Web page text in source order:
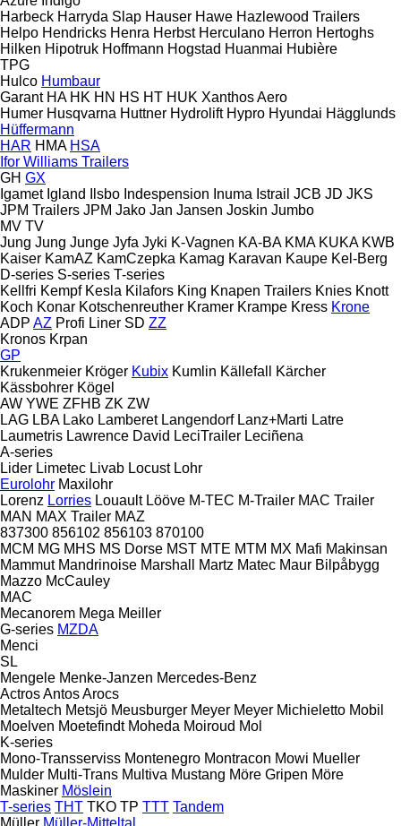
Harbeck Harryda Slap Hauser Hawe Hazlewood Trailers
Helpo Hendricks Henra Herbst Herculano Herron Hertoghs
Hilken Hipotruk Hoffmann Hogstad Huanmai Hubière
TPG
Hulco Humbaur
Garant HA HK HN HS HT HUK Xanthos Aero
Humer Husqvarna Huttner Hydrolift Hypro Hyundai Hägglunds
Hüffermann
HAR HMA HSA
Ifor Williams Trailers
GH GX
Igamet Igland Ilsbo Indespension Inuma Istrail JCB JD JKS
JPM Trailers JPM Jako Jan Jansen Joskin Jumbo
MV TV
Jung Jung Junge Jyfa Jyki K-Vagnen KA-BA KMA KUKA KWB
Kaiser KamAZ KamCzepka Kamag Karavan Kaupe Kel-Berg
D-series S-series T-series
Kellfri Kempf Kesla Kilafors King Knapen Trailers Knies Knott
Koch Konar Kotschenreuther Kramer Krampe Kress Krone
ADP AZ Profi Liner SD ZZ
Kronos Krpan
GP
Krukenmeier Kröger Kubix Kumlin Källefall
Kärcher
Kässbohrer Kögel
AW YWE ZFHB ZK ZW
LAG LBA Lako Lamberet Langendorf Lanz+Marti Latre
Laumetris Lawrence David LeciTrailer Leciñena
A-series
Lider Limetec Livab Locust Lohr
Eurolohr Maxilohr
Lorenz Lorries Louault Lööve M-TEC M-Trailer MAC Trailer
MAN MAX Trailer MAZ
837300 856102 856103 870100
MCM MG MHS MS Dorse MST MTE MTM MX Mafi Makinsan
Mammut Mandrinoise Marshall Martz Matec Maur Bilpåbygg
Mazzo McCauley
MAC
Mecanorem Mega Meiller
G-series MZDA
Menci
SL
Mengele Menke-Janzen Mercedes-Benz
ActrosAntosArocs
Metaltech Metsjö Meusburger Meyer Meyer Michieletto Mobil
Moelven Moetefindt Moheda Moiroud Mol
K-series
Mono-Transserviss Montenegro Montracon Mowi Mueller
Mulder Multi-Trans Multiva Mustang Möre Gripen Möre
Maskiner Möslein
T-series THT TKO TP TTT Tandem
Müller Müller-Mitteltal